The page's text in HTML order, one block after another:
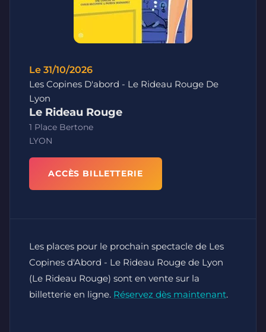
Le 31/10/2026
Les Copines D'abord - Le Rideau Rouge De
Lyon
Le Rideau Rouge
1 Place Bertone
LYON
ACCÈS BILLETTERIE
Les places pour le prochain spectacle de Les
Copines d'Abord - Le Rideau Rouge de Lyon
(Le Rideau Rouge) sont en vente sur la
billetterie en ligne. Réservez dès maintenant.